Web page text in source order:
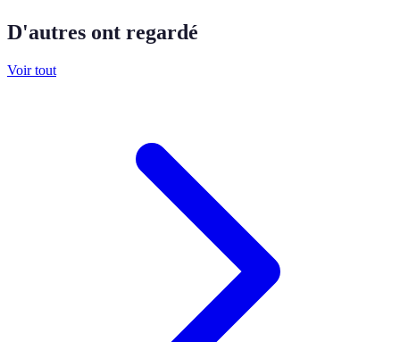
D'autres ont regardé
Voir tout